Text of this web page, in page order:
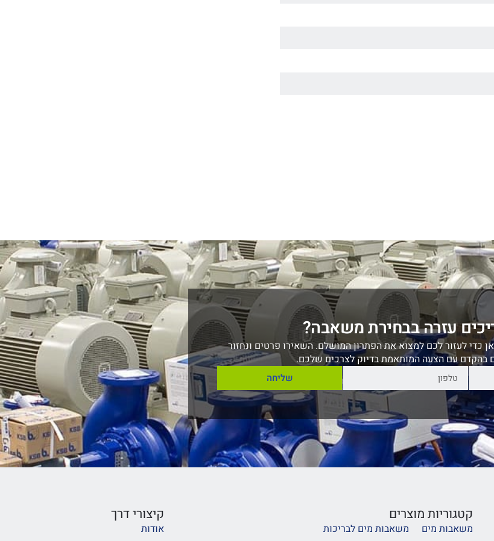
עזרה בבחירת משאבה?
כדי לעזור לכם למצוא את הפתרון המושלם. השאירו פרטים ונחזור
בהקדם עם הצעה המותאמת בדיוק לצרכים שלכם.
שליחה
קטגוריות מוצרים
משאבות מים
משאבות מים לבריכות
קיצורי דרך
אודות